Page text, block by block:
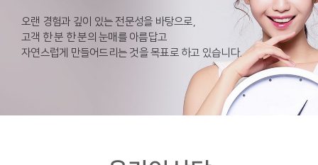
오랜 경험과 깊이 있는 전문성을 바탕으로,
고객 한 분 한 분의 눈매를 아름답고
자연스럽게 만들어드리는 것을 목표로 하고 있습니다.